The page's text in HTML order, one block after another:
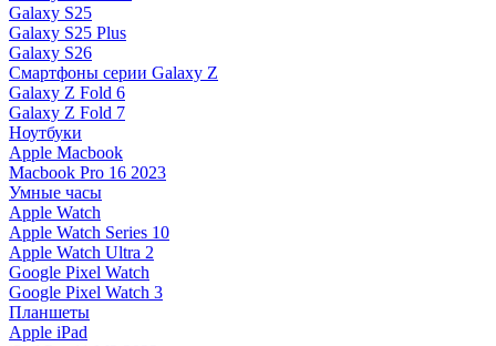
Galaxy S25
Galaxy S25 Plus
Galaxy S26
Смартфоны серии Galaxy Z
Galaxy Z Fold 6
Galaxy Z Fold 7
Ноутбуки
Apple Macbook
Macbook Pro 16 2023
Умные часы
Apple Watch
Apple Watch Series 10
Apple Watch Ultra 2
Google Pixel Watch
Google Pixel Watch 3
Планшеты
Apple iPad